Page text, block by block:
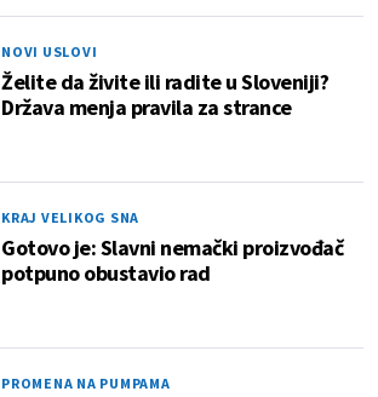
NOVI USLOVI
Želite da živite ili radite u Sloveniji?
Država menja pravila za strance
KRAJ VELIKOG SNA
Gotovo je: Slavni nemački proizvođač
potpuno obustavio rad
PROMENA NA PUMPAMA